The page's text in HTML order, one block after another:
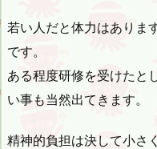
若い人だと体力はありま
です。
ある程度研修を受けたと
い事も当然出てきます。
精神的負担は決して小さ